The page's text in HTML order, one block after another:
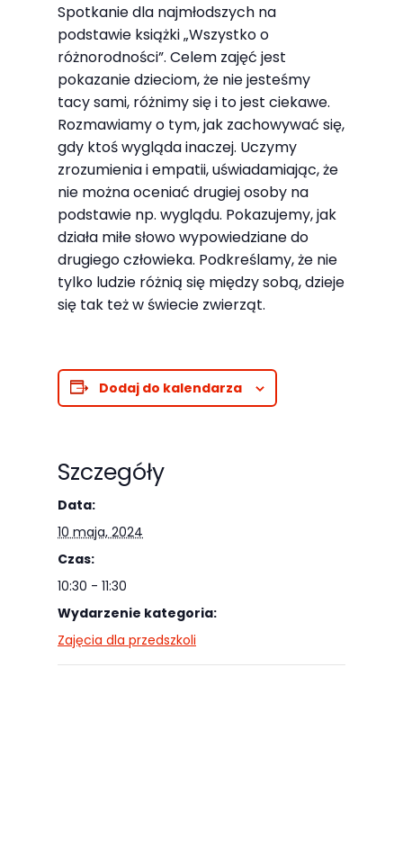
Spotkanie dla najmłodszych na
podstawie książki „Wszystko o
różnorodności”. Celem zajęć jest
pokazanie dzieciom, że nie jesteśmy
tacy sami, różnimy się i to jest ciekawe.
Rozmawiamy o tym, jak zachowywać się,
gdy ktoś wygląda inaczej. Uczymy
zrozumienia i empatii, uświadamiając, że
nie można oceniać drugiej osoby na
podstawie np. wyglądu. Pokazujemy, jak
działa miłe słowo wypowiedziane do
drugiego człowieka. Podkreślamy, że nie
tylko ludzie różnią się między sobą, dzieje
się tak też w świecie zwierząt.
Dodaj do kalendarza
Szczegóły
Data:
10 maja, 2024
Czas:
10:30 - 11:30
Wydarzenie kategoria:
Zajęcia dla przedszkoli
funkcjonowania
strony
internetowej.
Statystyka
Abyśmy mogli
poprawić
funkcjonalność
i strukturę
strony
internetowej,
na podstawie
używana.
Aby nasza
internetowa
działała jak
najlepiej
podczas
twojego
przejścia na nią.
Jeśli odrzucisz